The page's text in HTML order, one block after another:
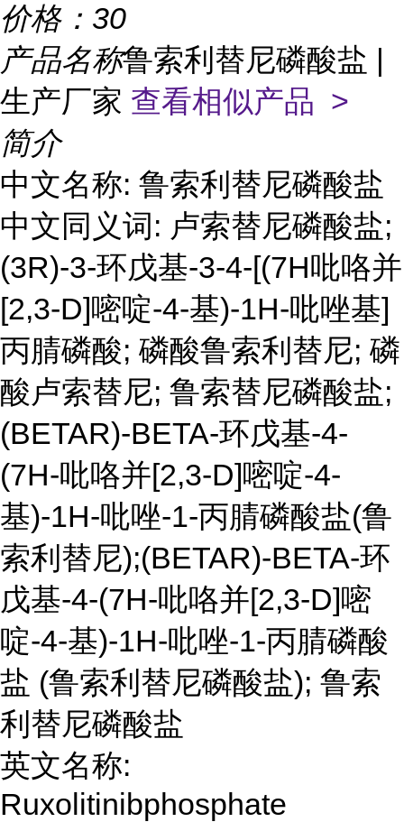
价格： 30
产品名称鲁索利替尼磷酸盐 |
生产厂家 查看相似产品 >
简介
中文名称: 鲁索利替尼磷酸盐
中文同义词: 卢索替尼磷酸盐;
(3R)-3-环戊基-3-4-[(7H吡咯并
[2,3-D]嘧啶-4-基)-1H-吡唑基]
丙腈磷酸; 磷酸鲁索利替尼; 磷
酸卢索替尼; 鲁索替尼磷酸盐;
(BETAR)-BETA-环戊基-4-
(7H-吡咯并[2,3-D]嘧啶-4-
基)-1H-吡唑-1-丙腈磷酸盐(鲁
索利替尼);(BETAR)-BETA-环
戊基-4-(7H-吡咯并[2,3-D]嘧
啶-4-基)-1H-吡唑-1-丙腈磷酸
盐 (鲁索利替尼磷酸盐); 鲁索
利替尼磷酸盐
英文名称:
Ruxolitinibphosphate